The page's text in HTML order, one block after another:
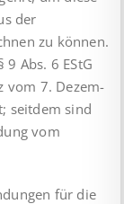
der
zu kön­nen.
Abs. 6 EStG
vom 7. Dezem­
seitdem sind
vom
für die